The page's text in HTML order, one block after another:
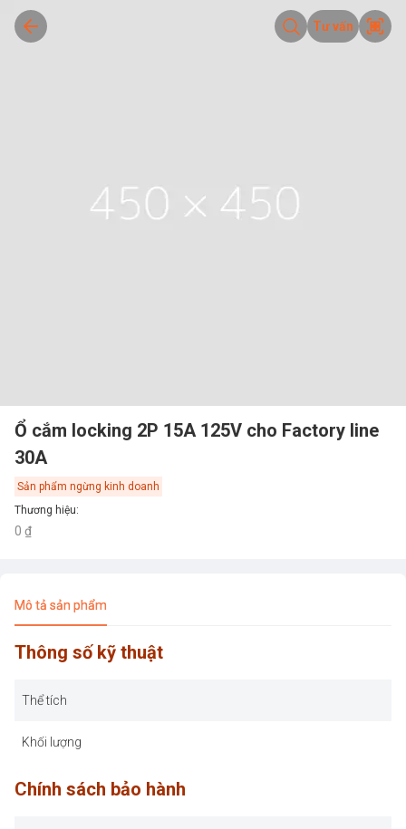
Tư vấn
Ổ cắm locking 2P 15A 125V cho Factory line
30A
Sản phẩm ngừng kinh doanh
Thương hiệu:
0 ₫
Mô tả sản phẩm
Thông số kỹ thuật
Thể tích
Khối lượng
Chính sách bảo hành